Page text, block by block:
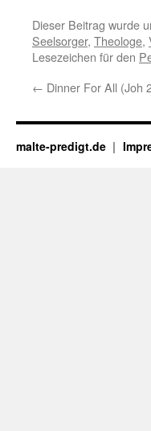
Dieser Beitrag wurde
Seelsorger, Theologe,
Lesezeichen für den
← Dinner For All (Joh
malte-predigt.de